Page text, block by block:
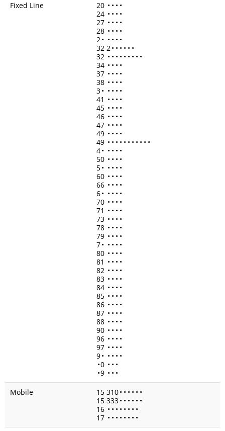
Fixed Line
20 • • • •
24 • • • •
27 • • • •
28 • • • •
2• • • • •
32 2• • • • • •
32 • • • • • • • • •
34 • • • •
37 • • • •
38 • • • •
3• • • • •
41 • • • •
45 • • • •
46 • • • •
47 • • • •
49 • • • •
49 • • • • • • • • • • •
4• • • • •
50 • • • •
5• • • • •
60 • • • •
66 • • • •
6• • • • •
70 • • • •
71 • • • •
73 • • • •
78 • • • •
79 • • • •
7• • • • •
80 • • • •
81 • • • •
82 • • • •
83 • • • •
84 • • • •
85 • • • •
86 • • • •
87 • • • •
88 • • • •
90 • • • •
96 • • • •
97 • • • •
9• • • • •
•0 • • •
•9 • • •
Mobile
15 310• • • • • •
15 333• • • • • •
16 • • • • • • • •
17 • • • • • • • •